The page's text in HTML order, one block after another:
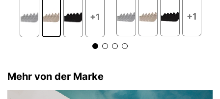
+1 +1
Mehr von der Marke